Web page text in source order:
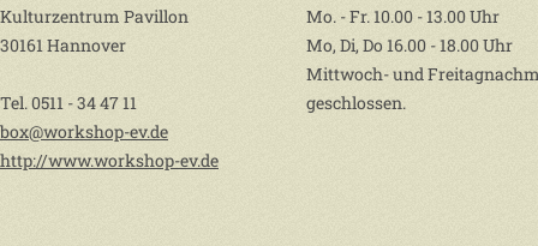
Kulturzentrum Pavillon
30161 Hannover
Tel. 0511 - 34 47 11
box@workshop-ev.de
http://www.workshop-ev.de
Mo. - Fr. 10.00 - 13.00 Uhr
Mo, Di, Do 16.00 - 18.00 Uhr
Mittwoch- und
geschlossen.